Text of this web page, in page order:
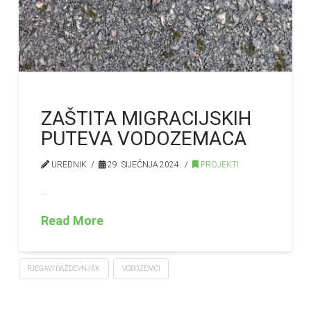
ZAŠTITA MIGRACIJSKIH
PUTEVA VODOZEMACA
UREDNIK 29. SIJEČNJA 2024. PROJEKTI
Read More
PJEGAVI DAŽDEVNJAK VODOZEMCI